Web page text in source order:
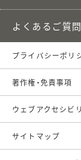
よくあるご質問
プライバシーポリ
著作権・免責事項
ウェブアクセシビ
サイトマップ